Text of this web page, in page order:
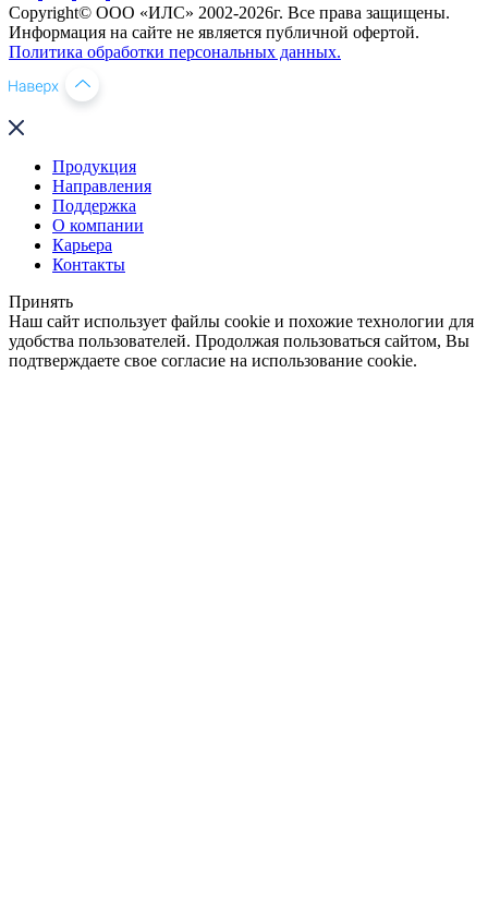
Copyright© ООО «ИЛС» 2002-2026г. Все права защищены.
Информация на сайте не является публичной офертой.
Политика обработки персональных данных.
Продукция
Направления
Поддержка
О компании
Карьера
Контакты
Принять
Наш сайт использует файлы cookie и похожие технологии для
удобства пользователей. Продолжая пользоваться сайтом, Вы
подтверждаете свое согласие на использование cookie.